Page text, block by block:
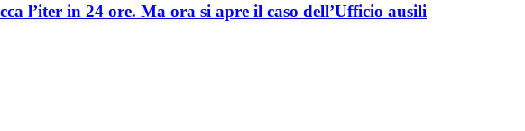
l’iter in 24 ore. Ma ora si apre il caso dell’Ufficio ausili